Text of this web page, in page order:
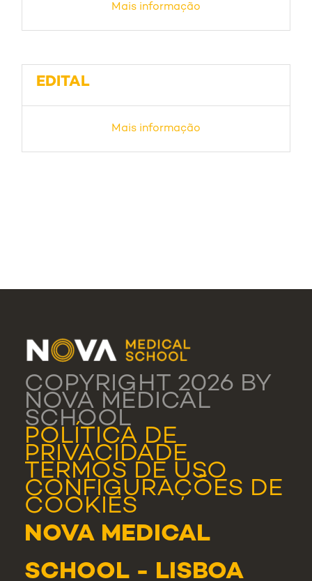
Mais informação
EDITAL
Mais informação
COPYRIGHT 2026 BY
NOVA MEDICAL
SCHOOL
POLÍTICA DE
PRIVACIDADE
TERMOS DE USO
CONFIGURAÇÕES DE
COOKIES
NOVA MEDICAL
SCHOOL - LISBOA